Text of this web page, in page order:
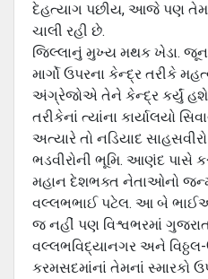
દેહત્યાગ પછીય, આજે પણ
ચાલી રહી છે.
જિલ્લાનું મુખ્ય મથક ખેડા.
માર્ગો ઉપરના કેન્દ્ર તરીકે
અંગ્રેજોએ તેને કેન્દ્ર કર્યું હશે.
તરીકેનાં ત્યાંના કાર્યાલયો
અત્યારે તો નડિયાદ
ભડવીરોની ભૂમિ. આણંદ પાસે
મહાન દેશભક્ત નેતાઓનો
વલ્લભભાઈ પટેલ. આ બે
જ નહીં પણ વિશ્વભરમાં
વલ્લભવિદ્યાનગર અને
કરમસદમાંનાં તેમનાં સ્મારકો